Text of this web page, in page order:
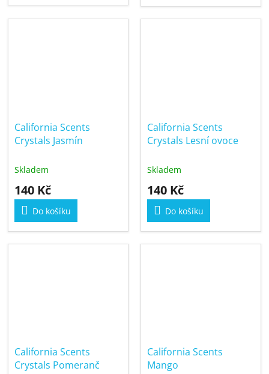
California Scents
Crystals Jasmín
Skladem
140 Kč
Do košíku
California Scents
Crystals Lesní ovoce
Skladem
140 Kč
Do košíku
California Scents
Crystals Pomeranč
California Scents
Mango